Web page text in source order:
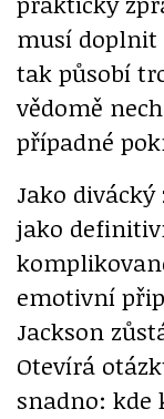
musí
tak působí
vědomě
případné
Jako divácký
jako
emotivní
Jackson
Otevírá
snadno: